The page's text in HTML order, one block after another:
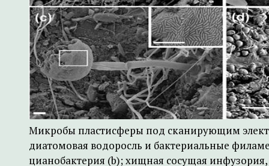
Микробы пластисферы под сканирующим
диатомовая водоросль и бактериальные
цианобактерия (b); хищная сосущая